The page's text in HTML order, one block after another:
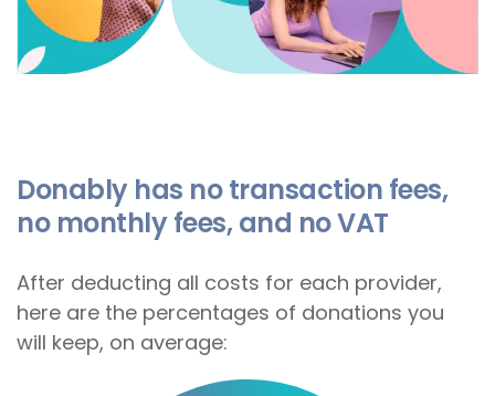
Donably has no transaction fees,
no monthly fees, and no VAT
After deducting all costs for each provider,
here are the percentages of donations you
will keep, on average: